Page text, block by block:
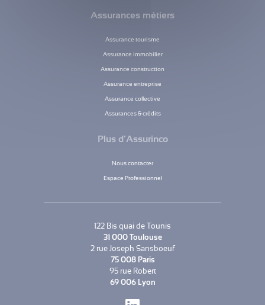
Assurances métiers
Assurance tourisme
Assurance immobilier
Assurance construction
Assurance entreprise
Assurance collective
Assurances & crédits
Plus d’Assurinco
Nous contacter
Espace Professionnel
122 Bis quai de Tounis
31 000 Toulouse
2 rue Joseph Sansboeuf
75 008 Paris
95 rue Robert
69 006 Lyon